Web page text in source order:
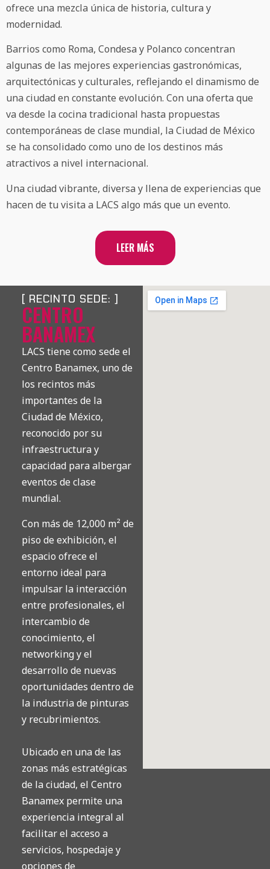
ofrece una mezcla única de historia, cultura y
modernidad.
Barrios como Roma, Condesa y Polanco concentran
algunas de las mejores experiencias gastronómicas,
arquitectónicas y culturales, reflejando el dinamismo de
una ciudad en constante evolución. Con una oferta que
va desde la cocina tradicional hasta propuestas
contemporáneas de clase mundial, la Ciudad de México
se ha consolidado como uno de los destinos más
atractivos a nivel internacional.
Una ciudad vibrante, diversa y llena de experiencias que
hacen de tu visita a LACS algo más que un evento.
LEER MÁS
[ RECINTO SEDE: ]
CENTRO
BANAMEX
LACS tiene como sede el
Centro Banamex, uno de
los recintos más
importantes de la
Ciudad de México,
reconocido por su
infraestructura y
capacidad para albergar
eventos de clase
mundial.
Con más de 12,000 m² de
piso de exhibición, el
espacio ofrece el
entorno ideal para
impulsar la interacción
entre profesionales, el
intercambio de
conocimiento, el
networking y el
desarrollo de nuevas
oportunidades dentro de
la industria de pinturas
y recubrimientos.
Ubicado en una de las
zonas más estratégicas
de la ciudad, el Centro
Banamex permite una
experiencia integral al
facilitar el acceso a
servicios, hospedaje y
opciones de